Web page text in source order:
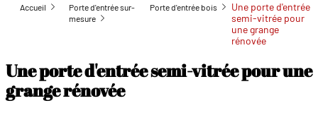
Accueil
Porte d'entrée sur-
mesure
Porte d'entrée bois
Une porte d'entrée
semi-vitrée pour
une grange
rénovée
Une porte d'entrée semi-vitrée pour une
grange rénovée